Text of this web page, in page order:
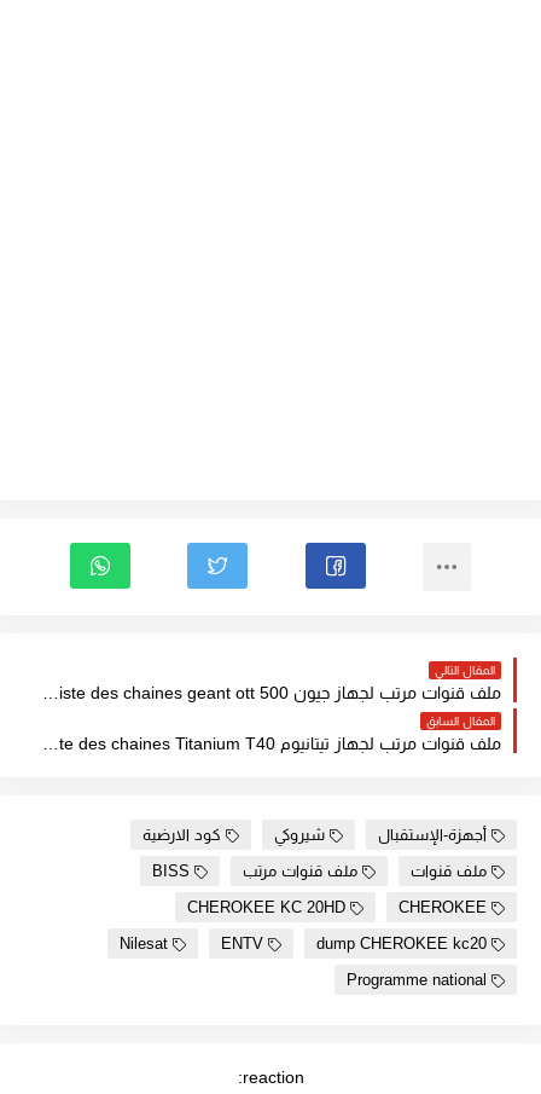
المقال التالي
المقال السابق
أجهزة-الإستقبال شيروكي
كود الارضية
ملف قنوات
ملف قنوات مرتب
BISS
CHEROKEE
CHEROKEE KC 20HD
dump CHEROKEE kc20
ENTV
Nilesat
Programme national
reaction: